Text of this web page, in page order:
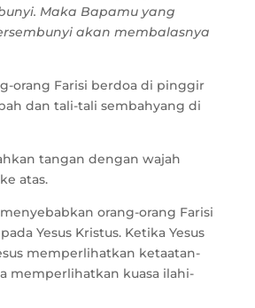
Maka Bapamu yang
akan membalasnya
orang Farisi berdoa di pinggir
dan tali-tali sembahyang di
tangan dengan wajah
atas.
orang-orang Farisi
Yesus Kristus. Ketika Yesus
memperlihatkan ketaatan-
memperlihatkan kuasa ilahi-